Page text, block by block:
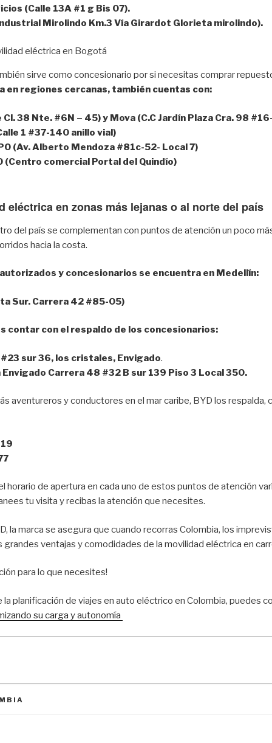
(Calle 13A #1 g Bis 07).
Mirolindo Km.3 Vía Girardot Glorieta mirolindo).
sirve como concesionario por si necesitas comprar
en regiones cercanas, también cuentas con:
Cl. 38 Nte. #6N – 45) y Mova (C.C Jardín Plaza Cra. 98
1 #37-140 anillo vial)
(Av. Alberto Mendoza #81c-52- Local 7)
(Centro comercial Portal del Quindío)
eléctrica en zonas más lejanas o al norte del país
del país se complementan con puntos de atención un poco
hacia la costa.
y concesionarios se encuentra en Medellín:
Sur. Carrera 42 #85-05)
contar con el respaldo de los concesionarios:
sur 36, los cristales, Envigado.
Envigado Carrera 48 #32 B sur 139 Piso 3 Local 350.
aventureros y conductores en el mar caribe, BYD los respalda,
horario de apertura en cada uno de estos puntos de atención
tu visita y recibas la atención que necesites.
la marca se asegura que cuando recorras Colombia, los
ventajas y comodidades de la movilidad eléctrica en
para lo que necesites!
la planificación de viajes en auto eléctrico en Colombia, puedes
su carga y autonomía